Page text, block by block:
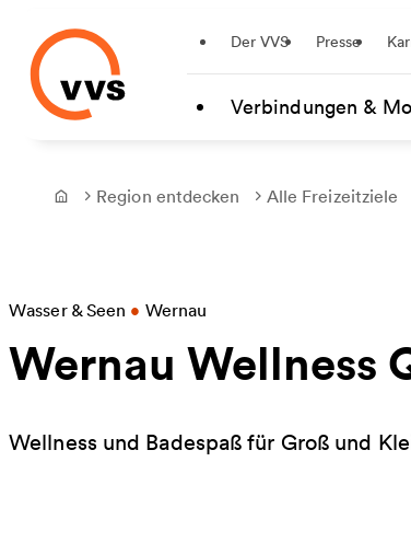
Zum Hauptinhalt springen
Der VVS Presse
Verbindungen &
Frontpage
Region entdecken Alle Freizeitziele
Wasser & Seen • Wernau
Wernau Wellness
Wellness und Badespaß für Groß und